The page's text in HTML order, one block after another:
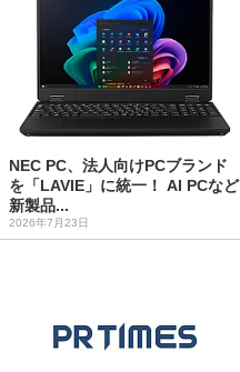
NEC PC、法人向けPCブランド
を「LAVIE」に統一！ AI PCなど
新製品...
2026年7月23日